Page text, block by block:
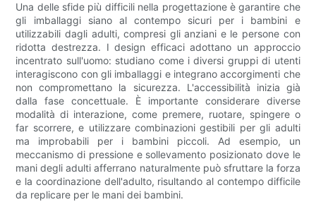
Una delle sfide più difficili nella progettazione è garantire che
gli imballaggi siano al contempo sicuri per i bambini e
utilizzabili dagli adulti, compresi gli anziani e le persone con
ridotta destrezza. I design efficaci adottano un approccio
incentrato sull'uomo: studiano come i diversi gruppi di utenti
interagiscono con gli imballaggi e integrano accorgimenti che
non compromettano la sicurezza. L'accessibilità inizia già
dalla fase concettuale. È importante considerare diverse
modalità di interazione, come premere, ruotare, spingere o
far scorrere, e utilizzare combinazioni gestibili per gli adulti
ma improbabili per i bambini piccoli. Ad esempio, un
meccanismo di pressione e sollevamento posizionato dove le
mani degli adulti afferrano naturalmente può sfruttare la forza
e la coordinazione dell'adulto, risultando al contempo difficile
da replicare per le mani dei bambini.